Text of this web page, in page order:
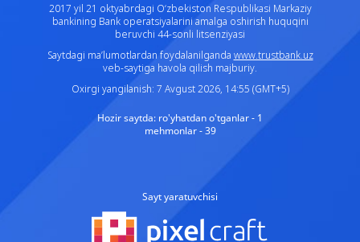
2017 yil 21 oktyabrdagi O‘zbekiston Respublikasi Markaziy
bankining Bank operatsiyalarini amalga oshirish huquqini
beruvchi 44-sonli litsenziyasi
Saytdagi ma’lumotlardan foydalanilganda www.trustbank.uz
veb-saytiga havola qilish majburiy.
Oxirgi yangilanish: 7 Avgust 2026, 14:55 (GMT+5)
Hozir saytda: ro'yhatdan o'tganlar - 1
mehmonlar - 39
Sayt yaratuvchisi